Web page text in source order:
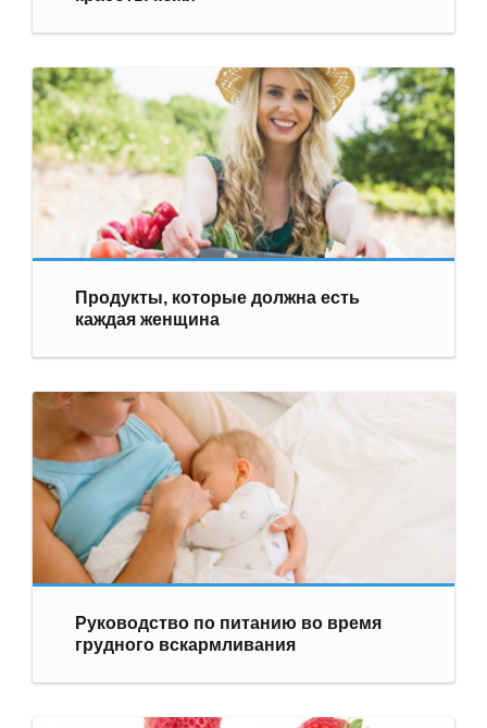
Продукты, которые должна есть
каждая женщина
Руководство по питанию во время
грудного вскармливания